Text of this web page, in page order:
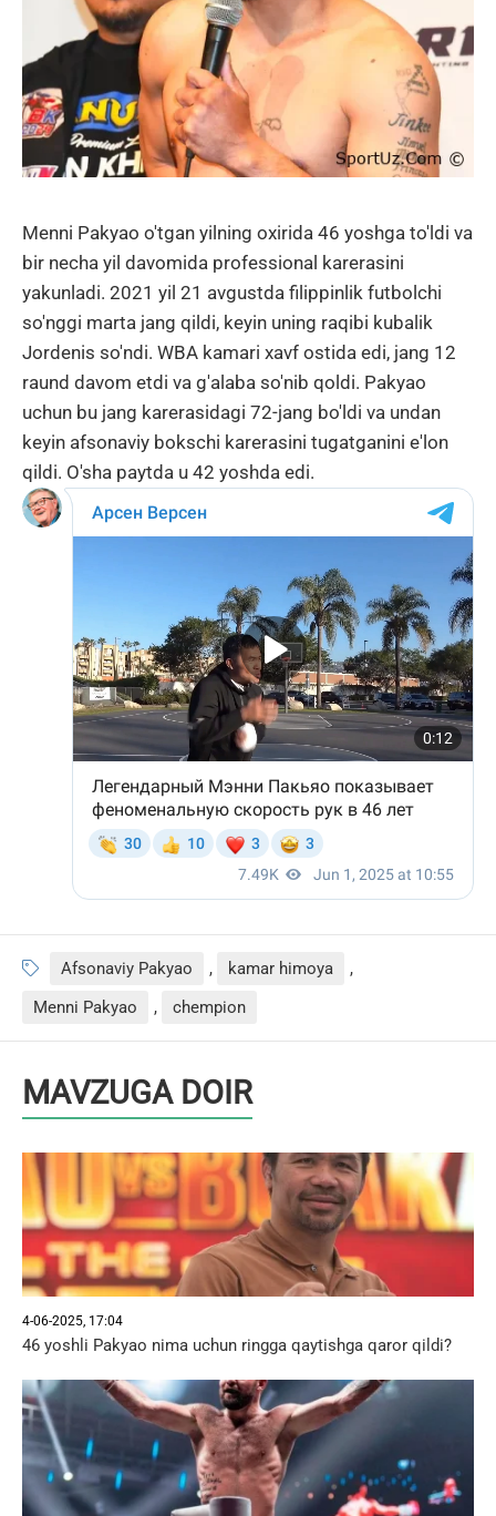
Menni Pakyao o'tgan yilning oxirida 46 yoshga to'ldi va
bir necha yil davomida professional karerasini
yakunladi. 2021 yil 21 avgustda filippinlik futbolchi
so'nggi marta jang qildi, keyin uning raqibi kubalik
Jordenis so'ndi. WBA kamari xavf ostida edi, jang 12
raund davom etdi va g'alaba so'nib qoldi. Pakyao
uchun bu jang karerasidagi 72-jang bo'ldi va undan
keyin afsonaviy bokschi karerasini tugatganini e'lon
qildi. O'sha paytda u 42 yoshda edi.
Afsonaviy Pakyao , kamar himoya
,
Menni Pakyao
, chempion
MAVZUGA DOIR
4-06-2025, 17:04
46 yoshli Pakyao nima uchun ringga qaytishga qaror qildi?